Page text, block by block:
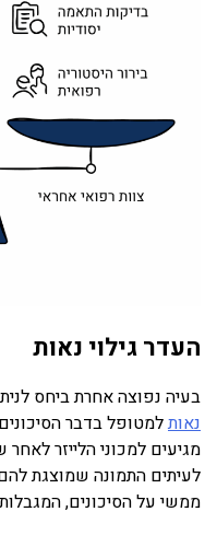
העדר גילוי נאות
בעיה נפוצה אחרת ביחס
נאותלמטופל בדבר
מגיעים למכוני הלייזר
לעיתים התמונה שמוצגת
ממשי על הסיכונים,